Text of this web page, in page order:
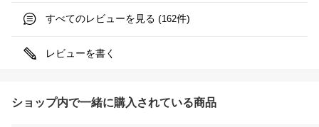
すべてのレビューを見る (162件)
レビューを書く
ショップ内で一緒に購入されている商品